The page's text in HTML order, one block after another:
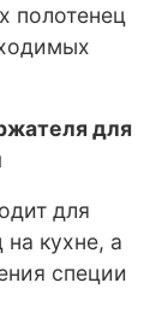
полотенец
для
для
кухне, а
специи